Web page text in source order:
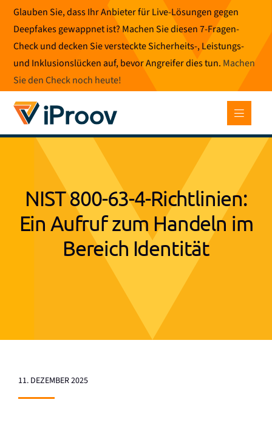
Zum
Inhalt
springen
Glauben Sie, dass Ihr Anbieter für Live-Lösungen gegen
Deepfakes gewappnet ist? Machen Sie diesen 7-Fragen-
Check und decken Sie versteckte Sicherheits-, Leistungs-
und Inklusionslücken auf, bevor Angreifer dies tun. Machen
Sie den Check noch heute!
NIST 800-63-4-Richtlinien:
Ein Aufruf zum Handeln im
Bereich Identität
11. DEZEMBER 2025